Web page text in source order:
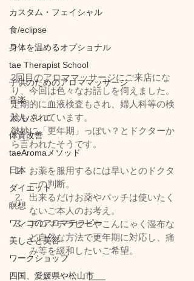
カスタム・フェイシャル
食/eclipse
身体を温めるオプショナル
tae Therapist School
子供のためのアロママッサージ
音楽
大人バレエ
体質改善
taeAromaメソッド
日本
ダイエット
瞑想
ワンコのアロマテラピー
美しさと美容
ワークショップ
四国、愛媛県や松山市
2回目のアロママッサージにご来店にな
り、今回は色々なお話しを伺えました。
定期的に血液検査もされ、婦人科等の検
診もされています。
微妙に「更年期」っぽい？とドクターか
ら言われたそうです。
お薬を服用するには早いとのドクタ
ーの判断。
出来るだけお薬やパッチは使いたく
ないご本人のお考え。
アロマテラピーやこんにゃく湿布な
ど自然な方法で更年期に対応し、痛
み等を緩和したいご希望。